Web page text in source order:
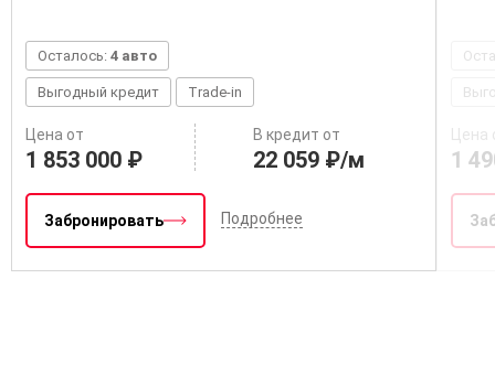
Осталось: 4 авто
Выгодный кредит Trade-in
Цена от
1 853 000 ₽
В кредит от
22 059 ₽/м
Забронировать Подробнее
Цена
1